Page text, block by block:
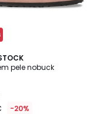
pele nobuck
-20%